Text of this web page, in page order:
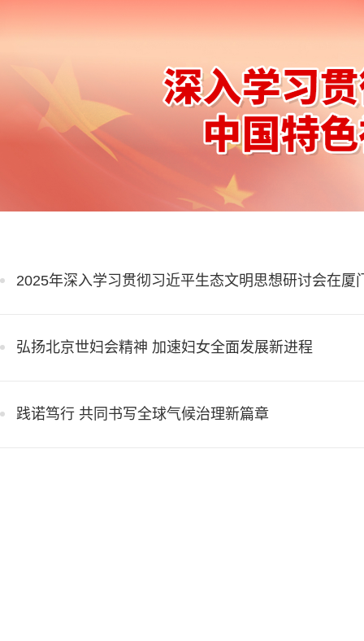
2025年深入学习贯彻习近平生态文明思想研讨会在厦
弘扬北京世妇会精神 加速妇女全面发展新进程
践诺笃行 共同书写全球气候治理新篇章